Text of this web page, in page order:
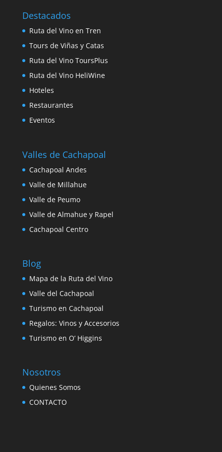
Destacados
Ruta del Vino en Tren
Tours de Viñas y Catas
Ruta del Vino ToursPlus
Ruta del Vino HeliWine
Hoteles
Restaurantes
Eventos
Valles de Cachapoal
Cachapoal Andes
Valle de Millahue
Valle de Peumo
Valle de Almahue y Rapel
Cachapoal Centro
Blog
Mapa de la Ruta del Vino
Valle del Cachapoal
Turismo en Cachapoal
Regalos: Vinos y Accesorios
Turismo en O’ Higgins
Nosotros
Quienes Somos
CONTACTO